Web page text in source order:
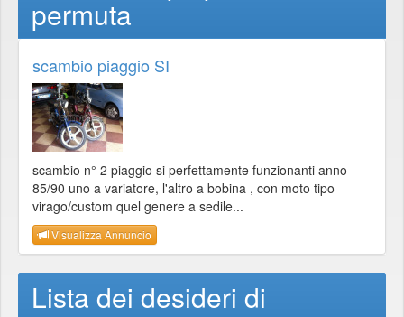
permuta
scambio piaggio SI
scambio n° 2 piaggio si perfettamente funzionanti anno
85/90 uno a variatore, l'altro a bobina , con moto tipo
virago/custom quel genere a sedile...
Visualizza Annuncio
Lista dei desideri di